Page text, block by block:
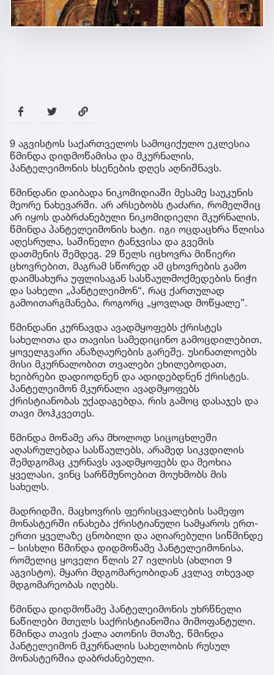
9 აგვისტოს საქართველოს სამოციქულო ეკლესია
წმინდა დიდმოწამისა და მკურნალის,
პანტელეიმონის ხსენების დღეს აღნიშნავს.
წმინდანი დაიბადა ნიკომიდიაში მესამე საუკუნის
მეორე ნახევარში. არ არსებობს ტაძარი, რომელშიც
არ იყოს დაბრძანებული ნიკომიდიელი მკურნალის,
წმინდა პანტელეიმონის ხატი. იგი ოცდაცხრა წლისა
აღესრულა, საშინელი ტანჯვისა და გვემის
დათმენის შემდეგ. 29 წელს იცხოვრა მიწიერი
ცხოვრებით, მაგრამ სწორედ ამ ცხოვრების გამო
დაიმსახურა უფლისაგან სასწაულმოქმედების ნიჭი
და სახელი „პანტელეიმონ“, რაც ქართულად
გამოითარგმანება, როგორც „ყოვლად მოწყალე”.
წმინდანი კურნავდა ავადმყოფებს ქრისტეს
სახელითა და თავისი სამედიცინო გამოცდილებით,
ყოველგვარი ანაზღაურების გარეშე. უსინათლოებს
მისი მკურნალობით თვალები ეხილებოდათ,
ხეიბრები დადიოდნენ და ადიდებდნენ ქრისტეს.
პანტელეიმონ მკურნალი ავადმყოფებს
ქრისტიანობას უქადაგებდა, რის გამოც დასაჯეს და
თავი მოჰკვეთეს.
წმინდა მოწამე არა მხოლოდ სიცოცხლეში
აღასრულებდა სასწაულებს, არამედ სიკვდილის
შემდგომაც კურნავს ავადმყოფებს და მეოხია
ყველასი, ვინც სარწმუნოებით მოუხმობს მის
სახელს.
მადრიდში, მაცხოვრის ფერისცვალების სამეფო
მონასტერში ინახება ქრისტიანული სამყაროს ერთ-
ერთი ყველაზე ცნობილი და აღიარებული სიწმინდე
– სისხლი წმინდა დიდმოწამე პანტელეიმონისა,
რომელიც ყოველი წლის 27 ივლისს (ახლით 9
აგვისტო), მყარი მდგომარეობიდან კვლავ თხევად
მდგომარეობას იღებს.
წმინდა დიდმოწამე პანტელეიმონის უხრწნელი
ნაწილები მთელს საქრისტიანოშია მიმოფანტული.
წმინდა თავის ქალა ათონის მთაზე, წმინდა
პანტელეიმონ მკურნალის სახელობის რუსულ
მონასტერშია დაბრძანებული.